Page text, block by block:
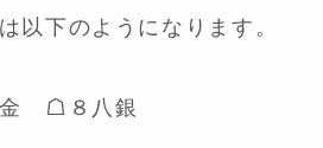
以下のようになります。
☖８八銀